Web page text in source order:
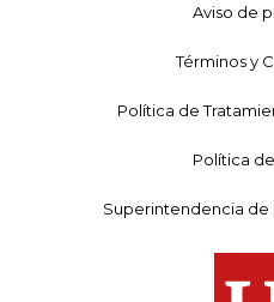
Aviso de
Términos y
Política de
Política
Superintendencia de